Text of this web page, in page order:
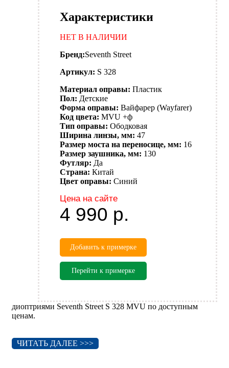
Характеристики
НЕТ В НАЛИЧИИ
Бренд:Seventh Street
Артикул: S 328
Материал оправы: Пластик
Пол: Детские
Форма оправы: Вайфарер (Wayfarer)
Код цвета: MVU +ф
Тип оправы: Ободковая
Ширина линзы, мм: 47
Размер моста на переносице, мм: 16
Размер заушника, мм: 130
Футляр: Да
Страна: Китай
Цвет оправы: Синий
Цена на сайте
4 990 р.
Добавить к примерке
Перейти к примерке
диоптриями Seventh Street S 328 MVU по доступным
ценам.
ЧИТАТЬ ДАЛЕЕ >>>